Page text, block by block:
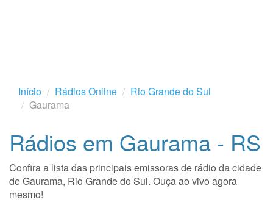
Início Rádios Online
Rio Grande do Sul
Gaurama
Rádios em Gaurama - RS
Confira a lista das principais emissoras de rádio da cidade
de Gaurama, Rio Grande do Sul. Ouça ao vivo agora
mesmo!